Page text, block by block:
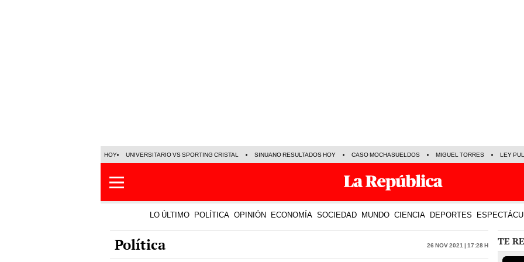
HOY UNIVERSITARIO VS SPORTING CRISTAL SINUANO RESULTADOS HOY CASO MOCHASUELDOS MIGUEL TORRES LEY
LO ÚLTIMO POLÍTICA OPINIÓN ECONOMÍA SOCIEDAD MUNDO CIENCIA DEPORTES
Política 26 Nov 2021 | 17:28 h TE